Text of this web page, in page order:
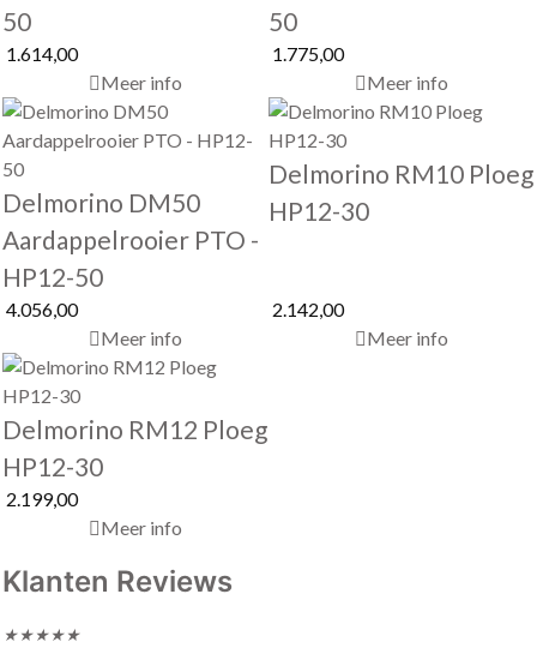
50
1.614,00
Meer info
50
1.775,00
Meer info
Delmorino DM50
Aardappelrooier PTO -
HP12-50
4.056,00
Meer info
Delmorino RM10 Ploeg
HP12-30
2.142,00
Meer info
Delmorino RM12 Ploeg
HP12-30
2.199,00
Meer info
Klanten Reviews
★★★★★